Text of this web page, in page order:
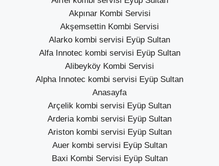
Akpınar Kombi Servisi
Akşemsettin Kombi Servisi
Alarko kombi servisi Eyüp Sultan
Alfa Innotec kombi servisi Eyüp Sultan
Alibeyköy Kombi Servisi
Alpha Innotec kombi servisi Eyüp Sultan
Anasayfa
Arçelik kombi servisi Eyüp Sultan
Arderia kombi servisi Eyüp Sultan
Ariston kombi servisi Eyüp Sultan
Auer kombi servisi Eyüp Sultan
Baxi Kombi Servisi Eyüp Sultan